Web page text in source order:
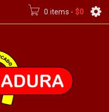
0 items - $0